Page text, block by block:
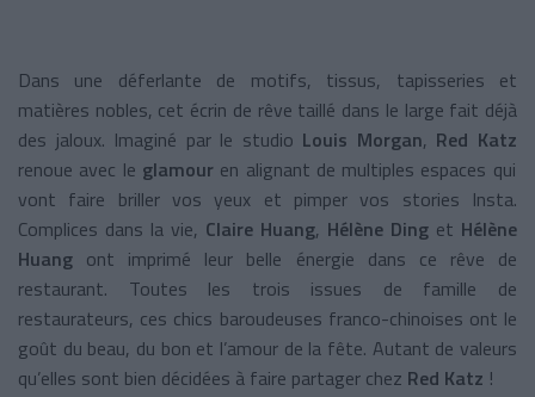
Dans une déferlante de motifs, tissus, tapisseries et
matières nobles, cet écrin de rêve taillé dans le large fait déjà
des jaloux. Imaginé par le studio Louis Morgan, Red Katz
renoue avec le glamour en alignant de multiples espaces qui
vont faire briller vos yeux et pimper vos stories Insta.
Complices dans la vie, Claire Huang, Hélène Ding et Hélène
Huang ont imprimé leur belle énergie dans ce rêve de
restaurant. Toutes les trois issues de famille de
restaurateurs, ces chics baroudeuses franco-chinoises ont le
goût du beau, du bon et l’amour de la fête. Autant de valeurs
qu’elles sont bien décidées à faire partager chez Red Katz !